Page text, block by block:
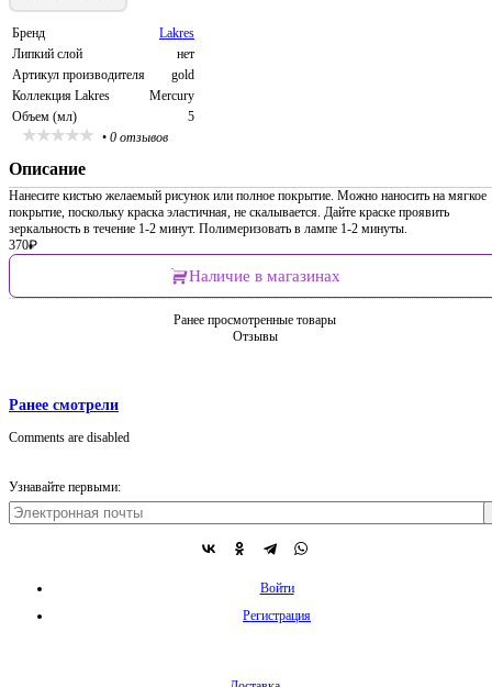
Бренд
Lakres
Липкий слой
нет
Артикул производителя
gold
Коллекция Lakres
Mercury
Объем (мл)
5
• 0 отзывов
Описание
Нанесите кистью желаемый рисунок или полное покрытие. Можно наносить на мягкое
покрытие, поскольку краска эластичная, не скалывается. Дайте краске проявить
зеркальность в течение 1-2 минут. Полимеризовать в лампе 1-2 минуты.
370₽
Наличие в магазинах
Ранее просмотренные товары
Отзывы
Ранее смотрели
Comments are disabled
Узнавайте первыми:
Войти
Регистрация